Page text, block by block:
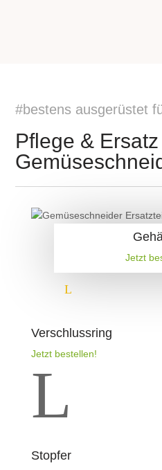
#bestens ausgerüstet
Pflege &
Jetzt
L
Verschlussring
Jetzt bestellen!
L
Stopfer